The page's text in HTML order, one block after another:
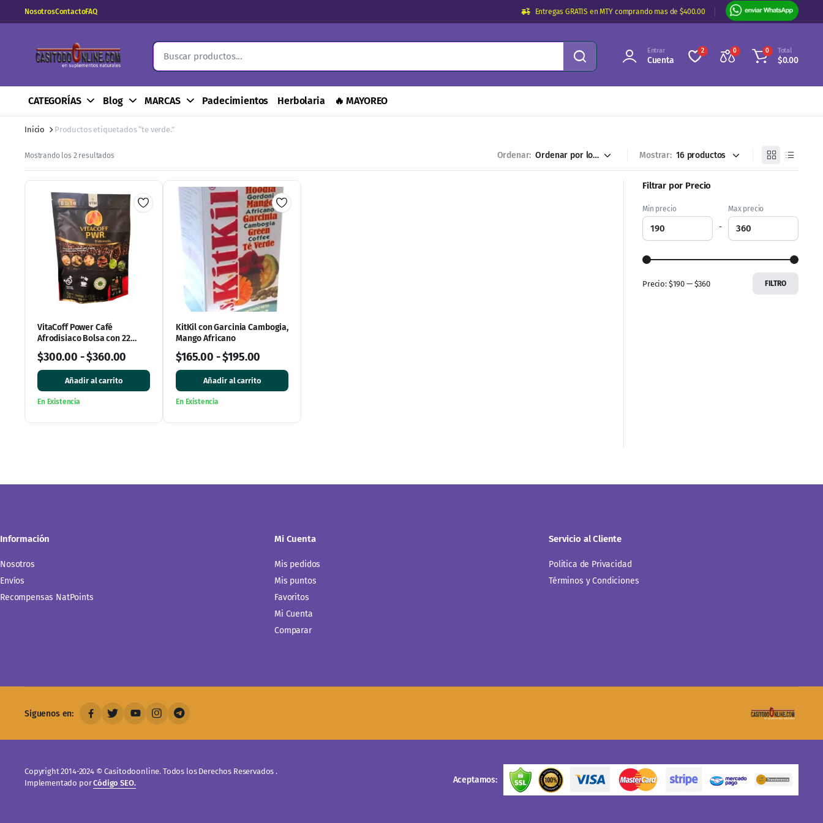
NosotrosContactoFAQ Entregas GRATIS en MTY comprando mas de $400.00
Entrar
Cuenta
2 0 0 Total
$0.00
CATEGORÍAS Blog MARCAS Padecimientos Herbolaria 🔥 MAYOREO
Inicio Productos etiquetados “te verde.”
Mostrando los 2 resultadosOrdenado
Ordenar: Mostrar:
VitaCoff Power Café
Afrodisiaco Bolsa con 22
sobres
$300.00 -$360.00
Añadir al carrito
En Existencia
KitKil con Garcinia Cambogia,
Mango Africano
$165.00 -$195.00
Añadir al carrito
En Existencia
Filtrar por Precio
Min precio
-
Max precio
FILTRO
Precio: $190 — $360
Información
Nosotros
Envíos
Recompensas NatPoints
Mi Cuenta
Mis pedidos
Mis puntos
Favoritos
Mi Cuenta
Comparar
Servicio al Cliente
Politica de Privacidad
Términos y Condiciones
Siguenos en:
Copyright 2014-2024 © Casitodoonline. Todos los Derechos Reservados .
Implementado porCódigo SEO. Aceptamos: